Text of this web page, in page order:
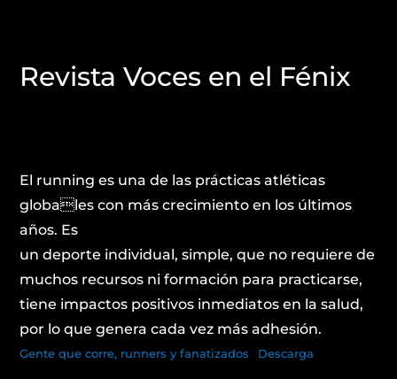
Revista Voces en el Fénix
El running es una de las prácticas atléticas
globales con más crecimiento en los últimos
años. Es
un deporte individual, simple, que no requiere de
muchos recursos ni formación para practicarse,
tiene impactos positivos inmediatos en la salud,
por lo que genera cada vez más adhesión.
Gente que corre, runners y fanatizados Descarga